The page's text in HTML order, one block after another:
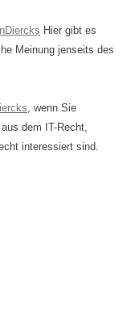
Hier gibt es
Meinung jenseits des
, wenn Sie
dem IT-Recht,
interessiert sind.